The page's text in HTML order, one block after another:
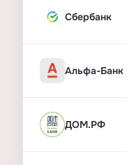
Сбербанк
Альфа-Банк
ДОМ.РФ